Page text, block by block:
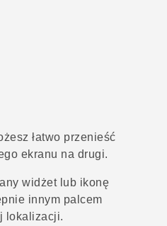
łatwo przenieść
ekranu na drugi.
widżet lub ikonę
innym palcem
lokalizacji.